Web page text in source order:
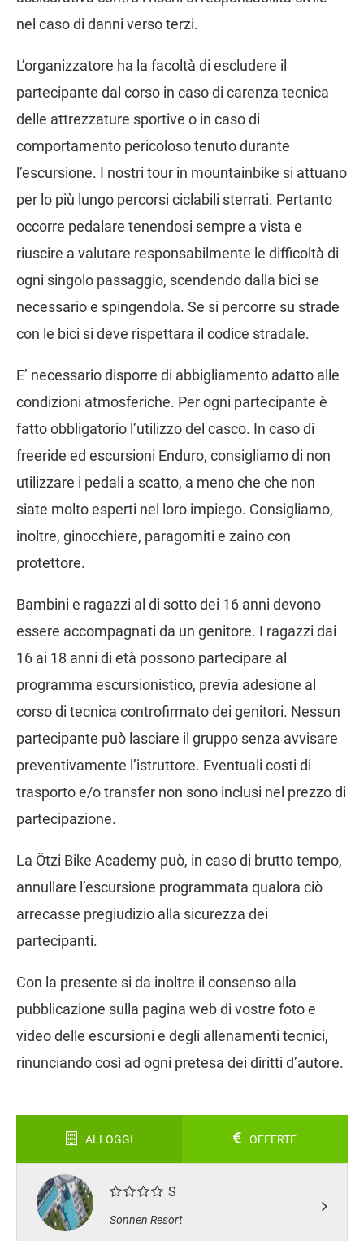
nel caso di danni verso terzi.
L’organizzatore ha la facoltà di escludere il
partecipante dal corso in caso di carenza tecnica
delle attrezzature sportive o in caso di
comportamento pericoloso tenuto durante
l’escursione. I nostri tour in mountainbike si attuano
per lo più lungo percorsi ciclabili sterrati. Pertanto
occorre pedalare tenendosi sempre a vista e
riuscire a valutare responsabilmente le difficoltà di
ogni singolo passaggio, scendendo dalla bici se
necessario e spingendola. Se si percorre su strade
con le bici si deve rispettara il codice stradale.
E’ necessario disporre di abbigliamento adatto alle
condizioni atmosferiche. Per ogni partecipante è
fatto obbligatorio l’utilizzo del casco. In caso di
freeride ed escursioni Enduro, consigliamo di non
utilizzare i pedali a scatto, a meno che che non
siate molto esperti nel loro impiego. Consigliamo,
inoltre, ginocchiere, paragomiti e zaino con
protettore.
Bambini e ragazzi al di sotto dei 16 anni devono
essere accompagnati da un genitore. I ragazzi dai
16 ai 18 anni di età possono partecipare al
programma escursionistico, previa adesione al
corso di tecnica controfirmato dei genitori. Nessun
partecipante può lasciare il gruppo senza avvisare
preventivamente l’istruttore. Eventuali costi di
trasporto e/o transfer non sono inclusi nel prezzo di
partecipazione.
La Ötzi Bike Academy può, in caso di brutto tempo,
annullare l’escursione programmata qualora ciò
arrecasse pregiudizio alla sicurezza dei
partecipanti.
Con la presente si da inoltre il consenso alla
pubblicazione sulla pagina web di vostre foto e
video delle escursioni e degli allenamenti tecnici,
rinunciando così ad ogni pretesa dei diritti d’autore.
ALLOGGI OFFERTE
S
Sonnen Resort